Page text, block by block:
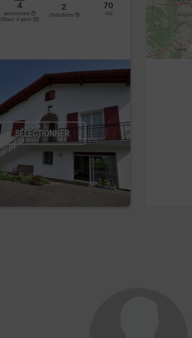
4
personnes
(Maxi: 4 pers. )
2
chambres
70
m2
SÉLECTIONNER